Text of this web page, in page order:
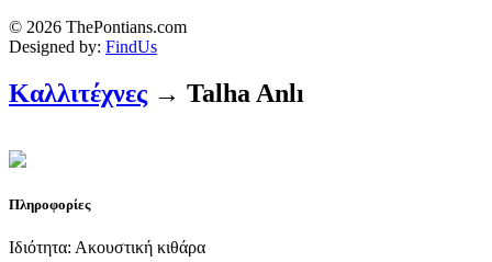
© 2026 ThePontians.com
Designed by: FindUs
Καλλιτέχνες → Talha Anlı
Πληροφορίες
Ιδιότητα: Ακουστική κιθάρα